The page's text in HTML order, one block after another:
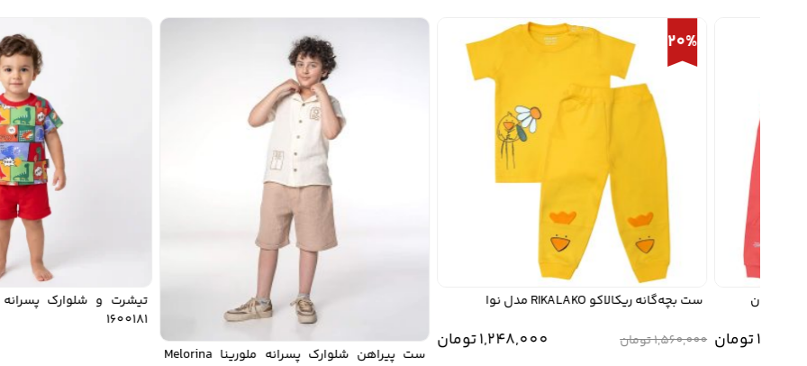
تومان
20%
ست بچه‌گانه ریکالاکو RIKALAKO مدل نوا
1,560,000تومان 1,248,000تومان
ست پیراهن شلوارک پسرانه ملورینا Melorina
1600181